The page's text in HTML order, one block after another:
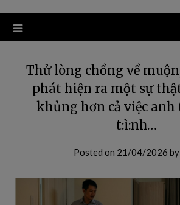
Thử lòng chồng về
phát hiện ra một sự
khủng hơn cả việc anh
t:ì:nh…
Posted on 21/04/2026 by